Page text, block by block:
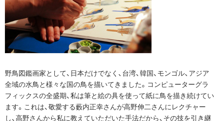
野鳥図鑑画家として、日本だけでなく、台湾、韓国、モンゴル、アジア
全域の水鳥と様々な国の鳥を描いてきました。コンピューターグラ
フィックスの全盛期、私は筆と絵の具を使って紙に鳥を描き続けてい
ます。これは、敬愛する藪内正幸さんが高野伸二さんにレクチャー
し、高野さんから私に教えていただいた手法だから、その技を引き継